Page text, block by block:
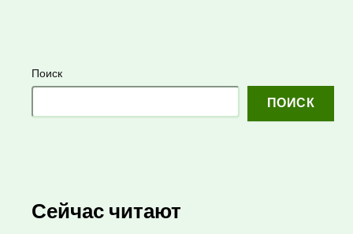
Поиск
ПОИСК
Сейчас читают